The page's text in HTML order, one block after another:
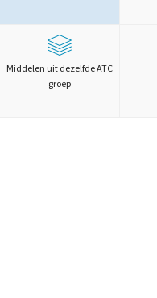
Middelen uit dezelfde ATC
groep